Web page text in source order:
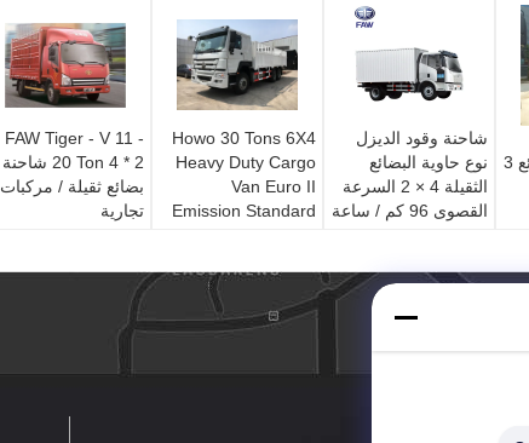
FAW Tiger - V 11 -
20 Ton 4 * 2 شاحنة
بضائع ثقيلة / مركبات
تجارية
Howo 30 Tons 6X4
Heavy Duty Cargo
Van Euro II
Emission Standard
شاحنة وقود الديزل
نوع حاوية البضائع
الثقيلة 4 × 2 السرعة
القصوى 96 كم / ساعة
المبردة شاحنة بضائع 3